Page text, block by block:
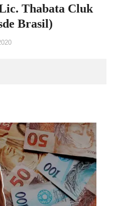
Thabata Cluk
Brasil)